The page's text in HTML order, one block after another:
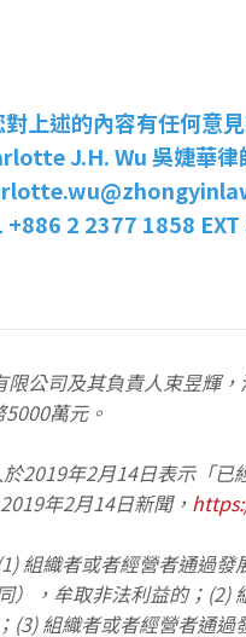
上述的內容有任何意
J.H. Wu 吳婕華律
+886 2 2377 1858
公司及其負責人束昱輝
萬元。
2019年2月14日表示「
年2月14日新聞，
組織者或者經營者通過
，牟取非法利益的；
組織者或者經營者通